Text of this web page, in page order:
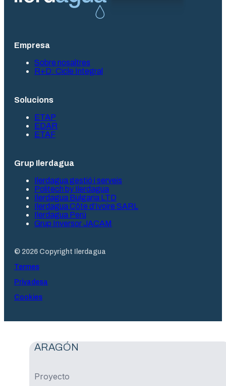
Empresa
Sobre nosaltres
R+D: Cicle Integral
Solucions
ETAP
EDAR
ETAF
Grup Ilerdagua
Ilerdagua gestió i serveis
Politech by Ilerdagua
Ilerdagua Bulgaria LTD
Ilerdagua Côte d’Ivoire SARL
Ilerdagua Perú
Grup Inversor JACAM
© 2026 Copyright Ilerdagua
Termes
Privadesa
Cookies
ARAGÓN
Proyecto